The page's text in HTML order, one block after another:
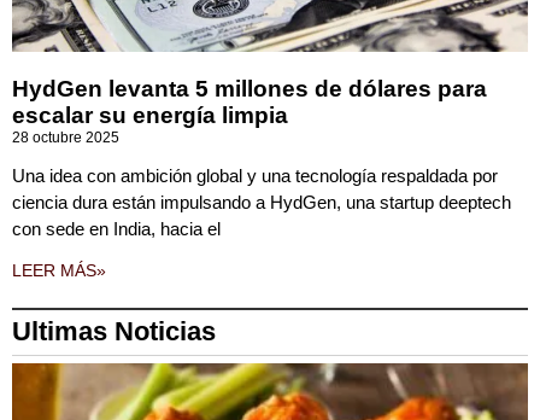
HydGen levanta 5 millones de dólares para
escalar su energía limpia
28 octubre 2025
Una idea con ambición global y una tecnología respaldada por
ciencia dura están impulsando a HydGen, una startup deeptech
con sede en India, hacia el
LEER MÁS»
Ultimas Noticias